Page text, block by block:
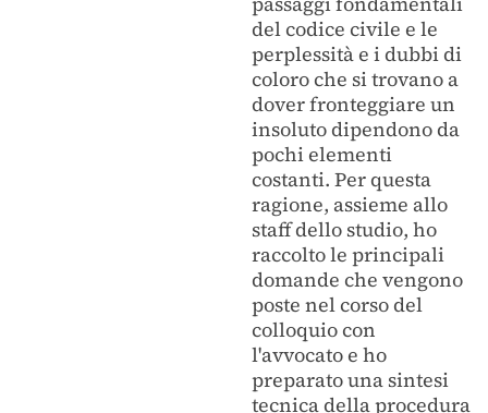
del codice civile e le
perplessità e i dubbi di
coloro che si trovano a
dover fronteggiare un
insoluto dipendono da
pochi elementi
costanti. Per questa
ragione, assieme allo
staff dello studio, ho
raccolto le principali
domande che vengono
poste nel corso del
colloquio con
l'avvocato e ho
preparato una sintesi
tecnica della procedura